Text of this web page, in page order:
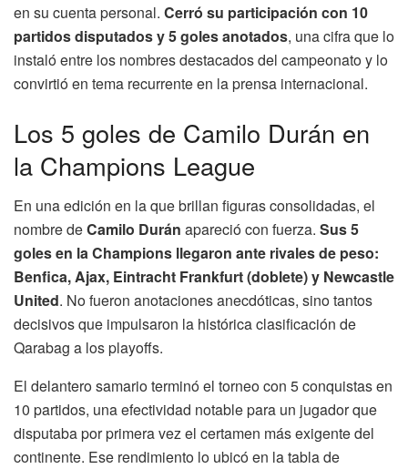
en su cuenta personal. Cerró su participación con 10
partidos disputados y 5 goles anotados, una cifra que lo
instaló entre los nombres destacados del campeonato y lo
convirtió en tema recurrente en la prensa internacional.
Los 5 goles de Camilo Durán en
la Champions League
En una edición en la que brillan figuras consolidadas, el
nombre deCamilo Durán apareció con fuerza. Sus 5
goles en la Champions llegaron ante rivales de peso:
Benfica, Ajax, Eintracht Frankfurt (doblete) y Newcastle
United. No fueron anotaciones anecdóticas, sino tantos
decisivos que impulsaron la histórica clasificación de
Qarabag a los playoffs.
El delantero samario terminó el torneo con 5 conquistas en
10 partidos, una efectividad notable para un jugador que
disputaba por primera vez el certamen más exigente del
continente. Ese rendimiento lo ubicó en la tabla de